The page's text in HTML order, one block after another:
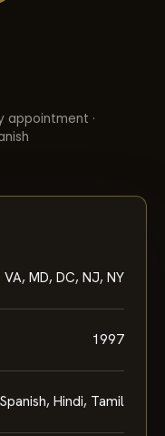
appointment ·
VA, MD, DC, NJ, NY
1997
Hindi, Tamil